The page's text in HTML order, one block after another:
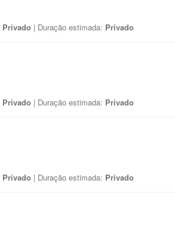
Privado | Duração estimada: Privado
Privado | Duração estimada: Privado
Privado | Duração estimada: Privado